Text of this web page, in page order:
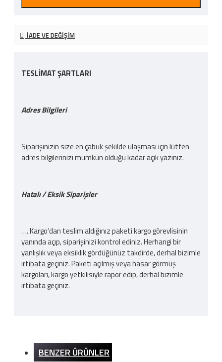
İADE VE DEĞIŞIM
TESLİMAT ŞARTLARI
Adres Bilgileri
Siparişinizin size en çabuk şekilde ulaşması için lütfen
adres bilgilerinizi mümkün olduğu kadar açık yazınız.
Hatalı / Eksik Siparişler
…. Kargo‘dan teslim aldığınız paketi kargo görevlisinin
yanında açıp, siparişinizi kontrol ediniz. Herhangi bir
yanlışlık veya eksiklik gördüğünüz takdirde, derhal bizimle
irtibata geçiniz. Paketi açılmış veya hasar görmüş
kargoları, kargo yetkilisiyle rapor edip, derhal bizimle
irtibata geçiniz.
İnternet sitemizden yapılan bütün alışverişlerde 200TL
BENZER ÜRÜNLER